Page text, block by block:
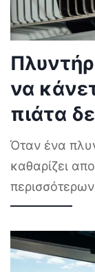
να
πιάτα
Όταν ένα
καθαρίζει